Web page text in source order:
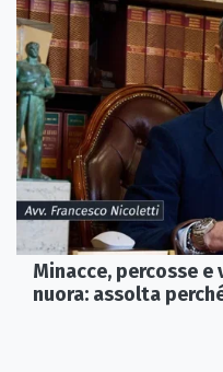
Minacce, percosse
nuora: assolta